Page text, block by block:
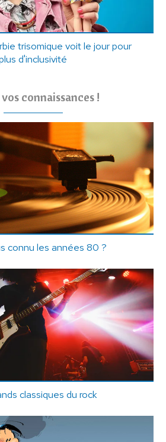
trisomique voit le jour pour
d'inclusivité
connaissances !
connu les années 80 ?
classiques du rock